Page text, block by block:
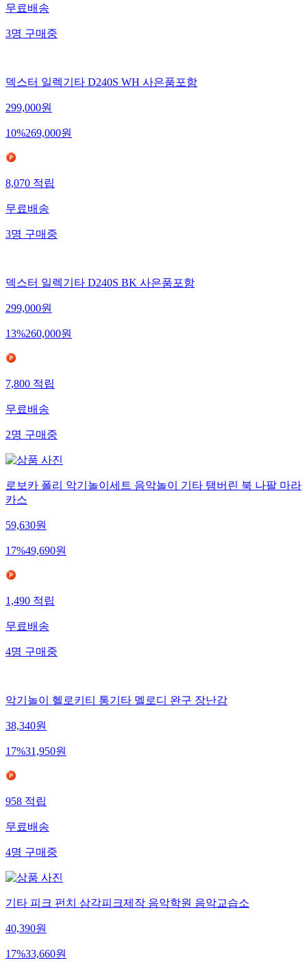
무료배송
3명 구매중
덱스터 일렉기타 D240S WH 사은품포함
299,000원
10%269,000원
8,070 적립
무료배송
3명 구매중
덱스터 일렉기타 D240S BK 사은품포함
299,000원
13%260,000원
7,800적립
무료배송
2명구매중
로보카 폴리 악기놀이세트 음악놀이 기타 탬버린 북 나팔 마라
카스
59,630원
17%49,690원
1,490적립
무료배송
4명구매중
악기놀이 헬로키티 통기타 멜로디 완구 장난감
38,340원
17%31,950원
958적립
무료배송
4명구매중
기타 피크 펀치 삼각피크제작 음악학원 음악교습소
40,390원
17%33,660원